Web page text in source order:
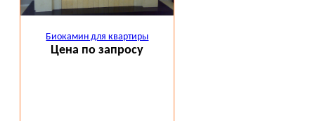
Биокамин для квартиры
Цена по запросу